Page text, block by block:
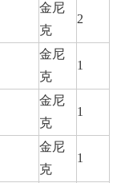
金尼
克
2
金尼
克
1
金尼
克
1
金尼
克
1